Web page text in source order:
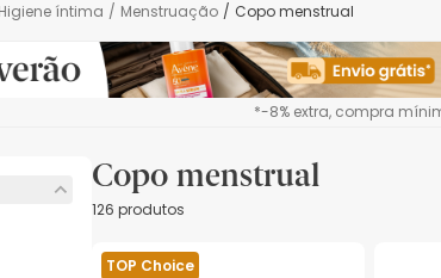
Higiene íntima / Menstruação / Copo menstrual
*-8% extra, compra
Copo menstrual
126 produtos
TOP Choice